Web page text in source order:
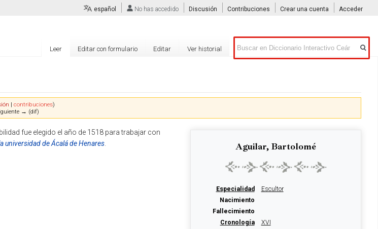
| contribuciones)
→ (dif)
Aguilar, Bartolomé
Especialidad
Escultor
Nacimiento
Fallecimiento
Cronología
XVI
fue elegido el año de 1518 para trabajar con
universidad de Ácalá de Henares
español No has accedido Discusión Contribuciones Crear una cuenta Acceder
Leer Editar con formulario Editar Ver historial
Buscar